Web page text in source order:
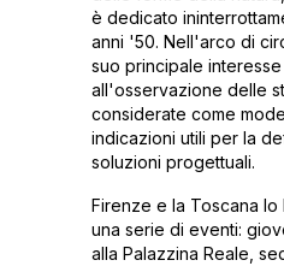
è dedicato
anni '50. Nell'arco di
suo principale
all'osservazione delle
considerate come
indicazioni utili per la
soluzioni progettuali.
Firenze e la Toscana
una serie di eventi:
alla Palazzina Reale,